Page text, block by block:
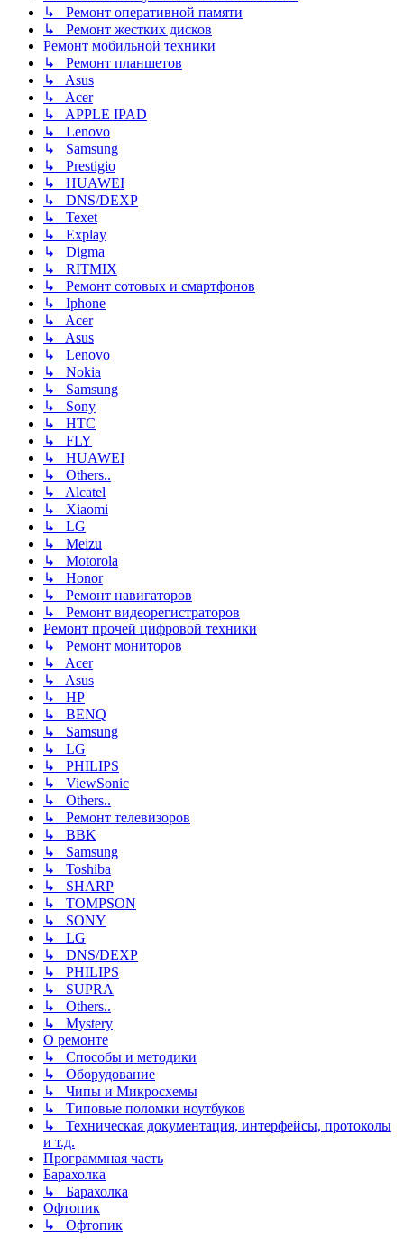
↳ Ремонт оперативной памяти
↳ Ремонт жестких дисков
Ремонт мобильной техники
↳ Ремонт планшетов
↳ Asus
↳ Acer
↳ APPLE IPAD
↳ Lenovo
↳ Samsung
↳ Prestigio
↳ HUAWEI
↳ DNS/DEXP
↳ Texet
↳ Explay
↳ Digma
↳ RITMIX
↳ Ремонт сотовых и смартфонов
↳ Iphone
↳ Acer
↳ Asus
↳ Lenovo
↳ Nokia
↳ Samsung
↳ Sony
↳ HTC
↳ FLY
↳ HUAWEI
↳ Others..
↳ Alcatel
↳ Xiaomi
↳ LG
↳ Meizu
↳ Motorola
↳ Honor
↳ Ремонт навигаторов
↳ Ремонт видеорегистраторов
Ремонт прочей цифровой техники
↳ Ремонт мониторов
↳ Acer
↳ Asus
↳ HP
↳ BENQ
↳ Samsung
↳ LG
↳ PHILIPS
↳ ViewSonic
↳ Others..
↳ Ремонт телевизоров
↳ BBK
↳ Samsung
↳ Toshiba
↳ SHARP
↳ TOMPSON
↳ SONY
↳ LG
↳ DNS/DEXP
↳ PHILIPS
↳ SUPRA
↳ Others..
↳ Mystery
О ремонте
↳ Способы и методики
↳ Оборудование
↳ Чипы и Микросхемы
↳ Типовые поломки ноутбуков
↳ Техническая документация, интерфейсы, протоколы
и т.д.
Программная часть
Барахолка
↳ Барахолка
Офтопик
↳ Офтопик